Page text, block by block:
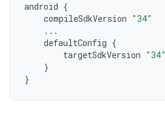
android {
compileSdkVersion "34"
...
defaultConfig {
targetSdkVersion "34"
}
}